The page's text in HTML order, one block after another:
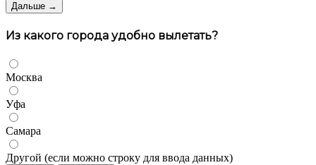
Дальше →
Из какого города удобно вылетать?
Москва
Уфа
Самара
Другой (если можно строку для ввода данных)